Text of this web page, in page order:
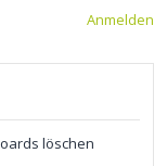
Anmelden
löschen